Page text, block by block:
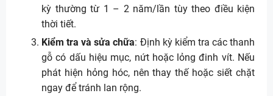
kỳ thường từ 1 – 2 năm/lần tùy theo điều kiện
thời tiết.
Kiểm tra và sửa chữa: Định kỳ kiểm tra các thanh
gỗ có dấu hiệu mục, nứt hoặc lỏng đinh vít. Nếu
phát hiện hỏng hóc, nên thay thế hoặc siết chặt
ngay để tránh lan rộng.